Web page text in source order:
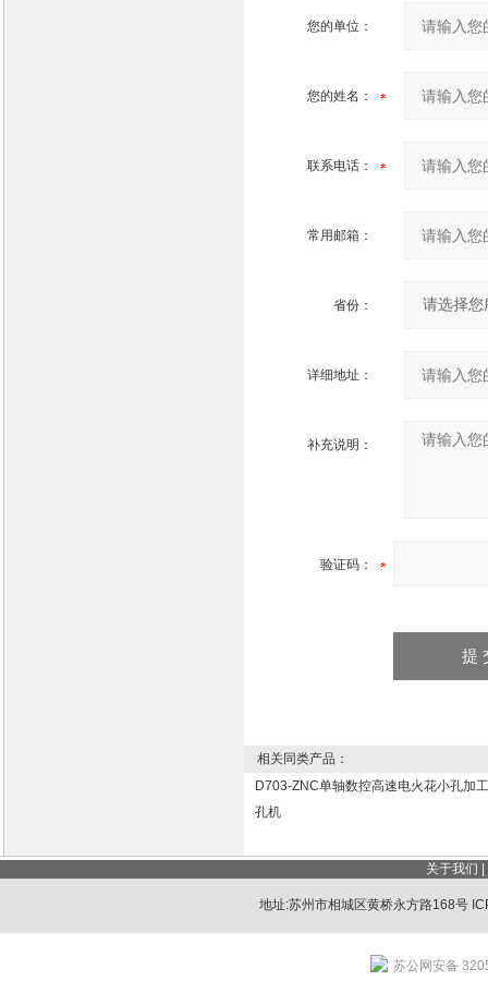
您的单位：
您的姓名：
联系电话：
常用邮箱：
省份：
详细地址：
补充说明：
验证码：
相关同类产品：
D703-ZNC单轴数控高速电火花小孔加
孔机
关于我们
地址:苏州市相城区黄桥永方路168号
苏公网安备